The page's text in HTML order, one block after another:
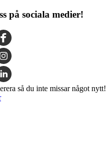
på sociala medier!
så du inte missar något nytt!